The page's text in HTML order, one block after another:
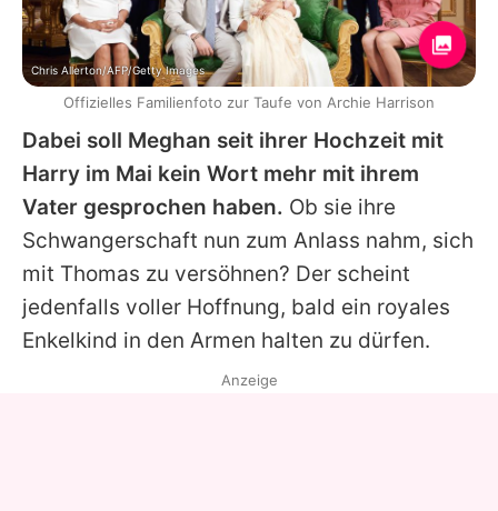
Dabei soll Meghan seit ihrer Hochzeit mit
Harry im Mai kein Wort mehr mit ihrem
Vater gesprochen haben. Ob sie ihre
Schwangerschaft nun zum Anlass nahm, sich
mit Thomas zu versöhnen? Der scheint
jedenfalls voller Hoffnung, bald ein royales
Enkelkind in den Armen halten zu dürfen.
Chris Allerton/AFP/Getty Images
Offizielles Familienfoto zur Taufe von Archie Harrison
Anzeige